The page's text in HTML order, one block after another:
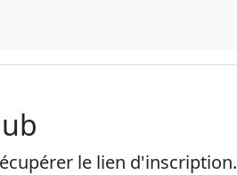
le lien d'inscription.